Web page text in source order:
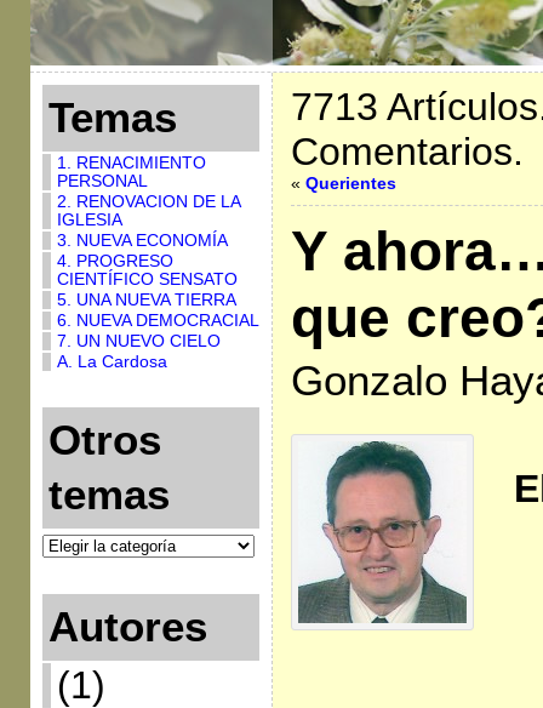
Temas
1. RENACIMIENTO
PERSONAL
2. RENOVACION DE LA
IGLESIA
3. NUEVA ECONOMÍA
4. PROGRESO
CIENTÍFICO SENSATO
5. UNA NUEVA TIERRA
6. NUEVA DEMOCRACIAL
7. UN NUEVO CIELO
A. La Cardosa
Otros
temas
Autores
(1)
7713
Comentarios.
« Querientes
Y
que
Gonzalo